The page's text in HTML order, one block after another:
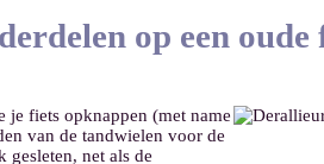
op een oude
fiets opknappen (met name
van de tandwielen voor de
net als de